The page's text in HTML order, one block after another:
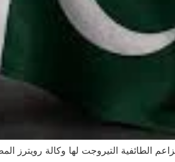
الطائفية التيروجت لها وكالة رويترز